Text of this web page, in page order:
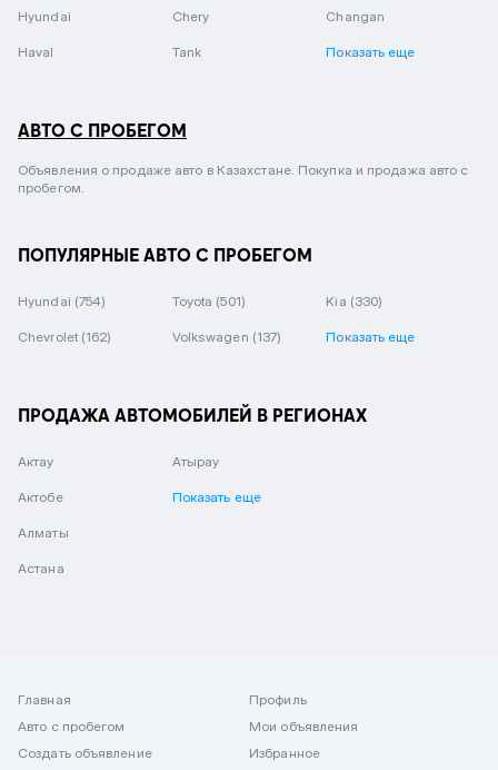
Hyundai Chery Changan
Haval Tank Показать еще
АВТО С ПРОБЕГОМ
Объявления о продаже авто в Казахстане. Покупка и продажа авто с
пробегом.
ПОПУЛЯРНЫЕ АВТО С ПРОБЕГОМ
Hyundai (754) Toyota (501) Kia (330)
Chevrolet (162) Volkswagen (137) Показать еще
ПРОДАЖА АВТОМОБИЛЕЙ В РЕГИОНАХ
Актау
Актобе
Алматы
Астана
Атырау
Показать еще
Главная
Авто с пробегом
Создать объявление
Профиль
Мои объявления
Избранное